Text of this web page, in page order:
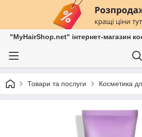
"MyHairShop.net" інтернет-магазин
Товари та послуги Косметика